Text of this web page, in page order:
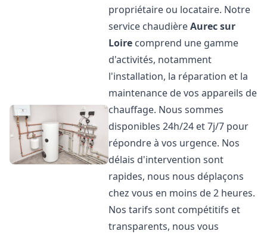
propriétaire ou locataire. Notre
service chaudièreAurec sur
Loire comprend une gamme
d'activités, notamment
l'installation, la réparation et la
maintenance de vos appareils de
chauffage. Nous sommes
disponibles 24h/24 et 7j/7 pour
répondre à vos urgence. Nos
délais d'intervention sont
rapides, nous nous déplaçons
chez vous en moins de 2 heures.
Nos tarifs sont compétitifs et
transparents, nous vous